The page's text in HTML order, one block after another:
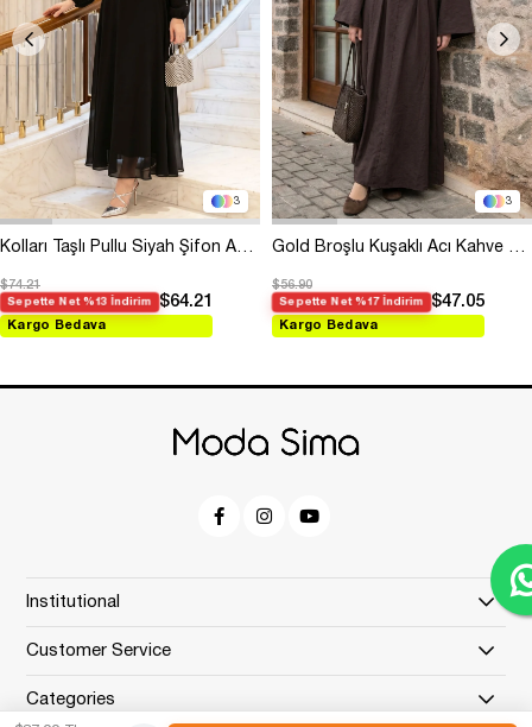
3
$74.21
Sepette Net %13 İndirim $64.21
Kargo Bedava
3
$56.90
Sepette Net %17 İndirim $47.05
Kargo Bedava
Institutional
Customer Service
Categories